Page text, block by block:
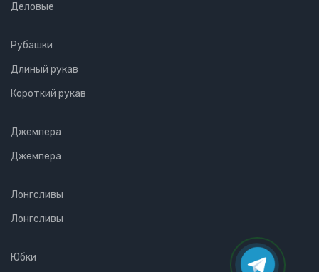
Деловые
Рубашки
Длиный рукав
Короткий рукав
Джемпера
Джемпера
Лонгсливы
Лонгсливы
Юбки